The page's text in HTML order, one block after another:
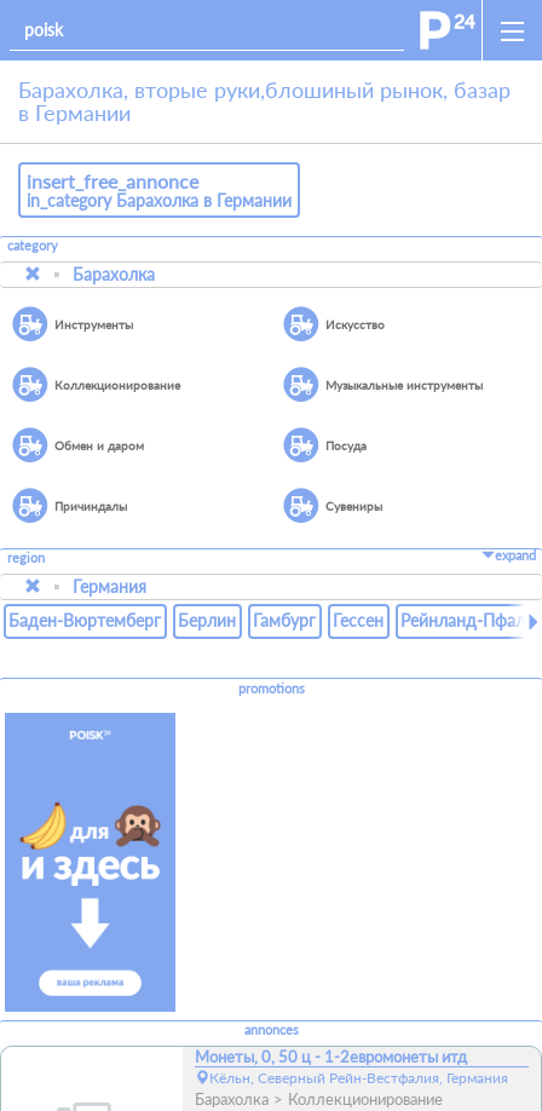
Барахолка, вторые руки,блошиный рынок, базар
в Германии
insert_free_annonce
in_category Барахолка в Германии
category
Барахолка
Инструменты Искусство
Коллекционирование Музыкальные инструменты
Обмен и даром Посуда
Причиндалы Сувениры
region expand
Германия
Баден-Вюртемберг
Берлин Гамбург Гессен Рейнланд-Пфальц
promotions
annonces
Монеты, 0, 50 ц - 1-2евромонеты итд
Кёльн, Северный Рейн-Вестфалия, Германия
Барахолка Коллекционирование